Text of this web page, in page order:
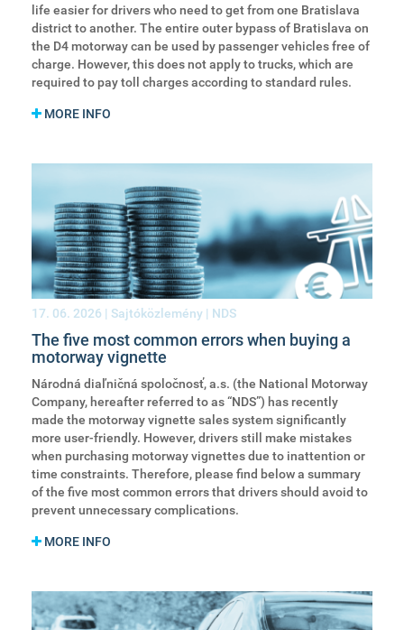
life easier for drivers who need to get from one Bratislava
district to another. The entire outer bypass of Bratislava on
the D4 motorway can be used by passenger vehicles free of
charge. However, this does not apply to trucks, which are
required to pay toll charges according to standard rules.
MORE INFO
17. 06. 2026 | Sajtóközlemény | NDS
The five most common errors when buying a
motorway vignette
Národná diaľničná spoločnosť, a.s. (the National Motorway
Company, hereafter referred to as “NDS”) has recently
made the motorway vignette sales system significantly
more user-friendly. However, drivers still make mistakes
when purchasing motorway vignettes due to inattention or
time constraints. Therefore, please find below a summary
of the five most common errors that drivers should avoid to
prevent unnecessary complications.
MORE INFO